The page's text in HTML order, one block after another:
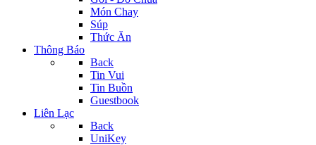
Món Chay
Súp
Thức Ăn
Thông Báo
Back
Tin Vui
Tin Buồn
Guestbook
Liên Lạc
Back
UniKey